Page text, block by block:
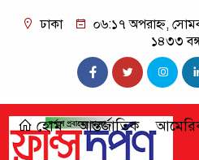
ঢাকা
০৬:১৭ অপরাহ্ন,
১৪৩৩
হোম আন্তর্জাতিক